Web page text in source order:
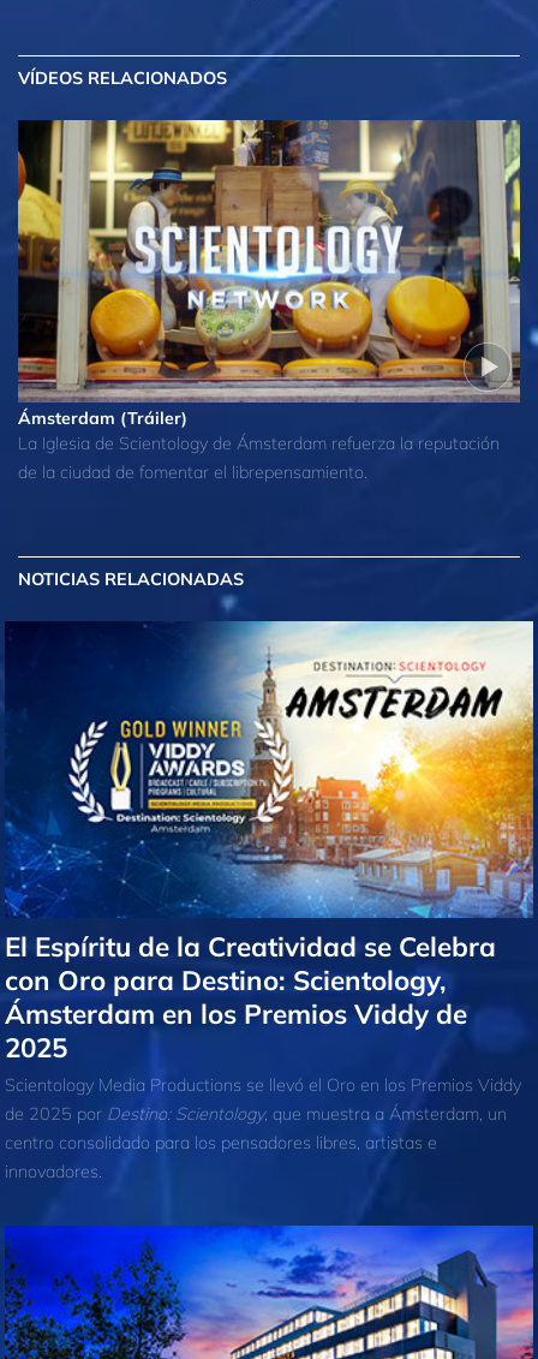
VÍDEOS RELACIONADOS
Ámsterdam (Tráiler)
La Iglesia de Scientology de Ámsterdam refuerza la reputación
de la ciudad de fomentar el librepensamiento.
NOTICIAS RELACIONADAS
El Espíritu de la Creatividad se Celebra
con Oro para Destino: Scientology,
Ámsterdam en los Premios Viddy de
2025
Scientology Media Productions se llevó el Oro en los Premios Viddy
de 2025 por Destino: Scientology, que muestra a Ámsterdam, un
centro consolidado para los pensadores libres, artistas e
innovadores.